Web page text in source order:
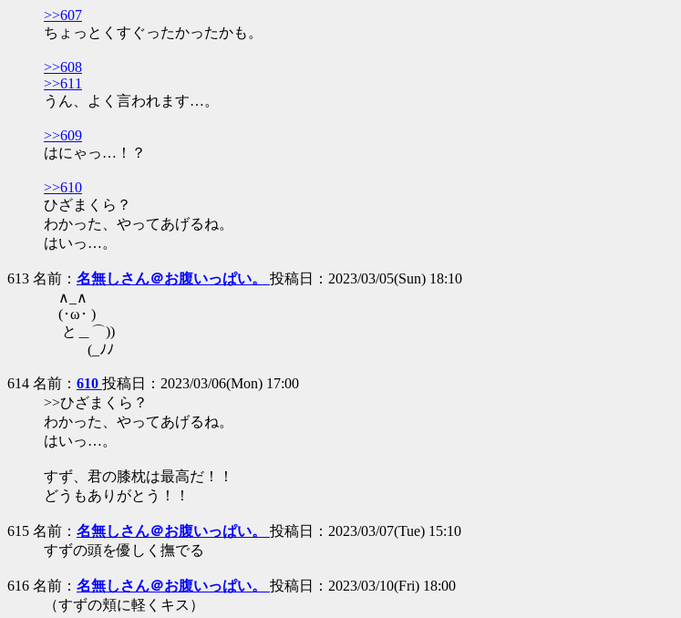
>>607
ちょっとくすぐったかったかも。
>>608
>>611
うん、よく言われます…。
>>609
はにゃっ…！？
>>610
ひざまくら？
わかった、やってあげるね。
はいっ…。
613 名前： 名無しさん＠お腹いっぱい。 投稿日：2023/03/05(Sun) 18:10
∧_∧
(･ω･ )
と＿⌒))
(_ﾉﾉ
614 名前： 610 投稿日：2023/03/06(Mon) 17:00
>>ひざまくら？
わかった、やってあげるね。
はいっ…。
すず、君の膝枕は最高だ！！
どうもありがとう！！
615 名前： 名無しさん＠お腹いっぱい。 投稿日：2023/03/07(Tue) 15:10
すずの頭を優しく撫でる
616 名前： 名無しさん＠お腹いっぱい。 投稿日：2023/03/10(Fri) 18:00
（すずの頬に軽くキス）